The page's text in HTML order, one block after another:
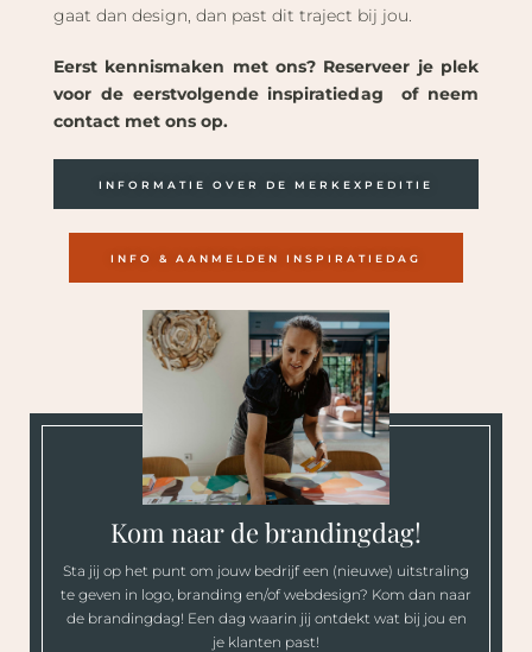
gaat dan design, dan past dit traject bij jou.
Eerst kennismaken met ons? Reserveer je plek
voor de eerstvolgende inspiratiedag of neem
contact met ons op.
INFORMATIE OVER DE MERKEXPEDITIE
INFO & AANMELDEN INSPIRATIEDAG
Kom naar de brandingdag!
Sta jij op het punt om jouw bedrijf een (nieuwe) uitstraling
te geven in logo, branding en/of webdesign? Kom dan naar
de brandingdag! Een dag waarin jij ontdekt wat bij jou en
je klanten past!